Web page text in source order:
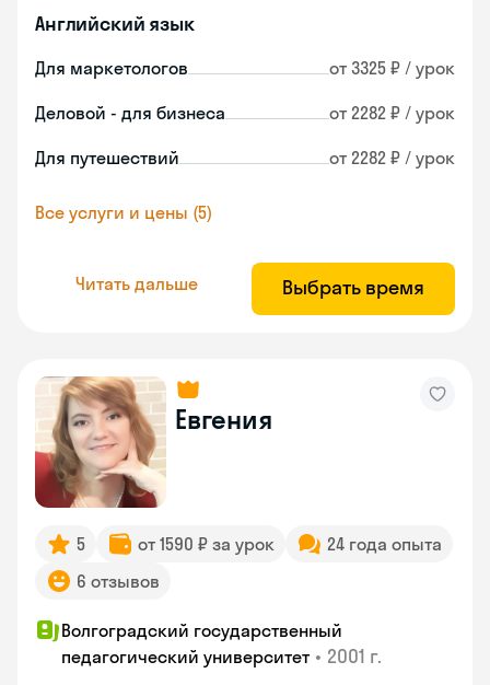
Английский язык
Для маркетологов от 3325 ₽ / урок
Деловой - для бизнеса от 2282 ₽ / урок
Для путешествий от 2282 ₽ / урок
Все услуги и цены (5)
Читать дальше Выбрать время
Евгения
5 от 1590 ₽ за урок
24 года опыта
6 отзывов
Волгоградский государственный
педагогический университет • 2001 г.